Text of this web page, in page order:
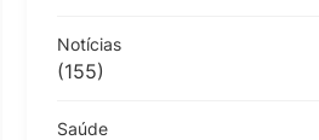
Notícias
(155)
Saúde